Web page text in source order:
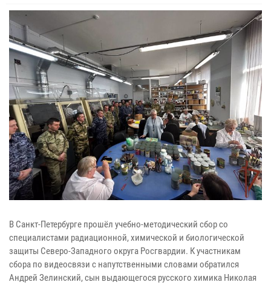
В Санкт-Петербурге прошёл учебно-методический сбор со
специалистами радиационной, химической и биологической
защиты Северо-Западного округа Росгвардии. К участникам
сбора по видеосвязи с напутственными словами обратился
Андрей Зелинский, сын выдающегося русского химика Николая